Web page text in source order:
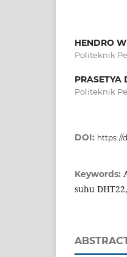
HENDRO
Politeknik
Politeknik
DOI: https://
Keywords:
suhu